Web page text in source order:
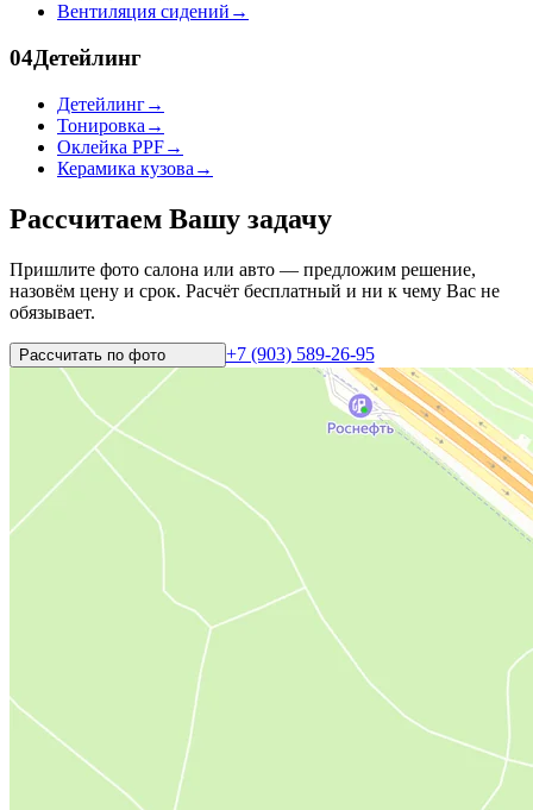
Вентиляция сидений →
04Детейлинг
Детейлинг→
Тонировка →
Оклейка PPF→
Керамика кузова →
Рассчитаем Вашу задачу
Пришлите фото салона или авто — предложим решение,
назовём цену и срок. Расчёт бесплатный и ни к чему Вас не
обязывает.
Рассчитать по фото +7 (903) 589-26-95